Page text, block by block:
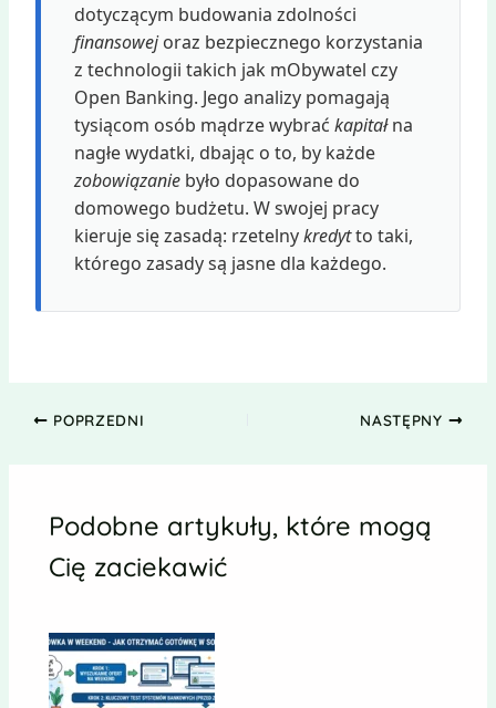
dotyczącym budowania zdolności
finansowejoraz bezpiecznego korzystania
z technologii takich jak mObywatel czy
Open Banking. Jego analizy pomagają
tysiącom osób mądrze wybrać kapitałna
nagłe wydatki, dbając o to, by każde
zobowiązaniebyło dopasowane do
domowego budżetu. W swojej pracy
kieruje się zasadą: rzetelnykredytto taki,
którego zasady są jasne dla każdego.
POPRZEDNI NASTĘPNY
Podobne artykuły, które mogą
Cię zaciekawić